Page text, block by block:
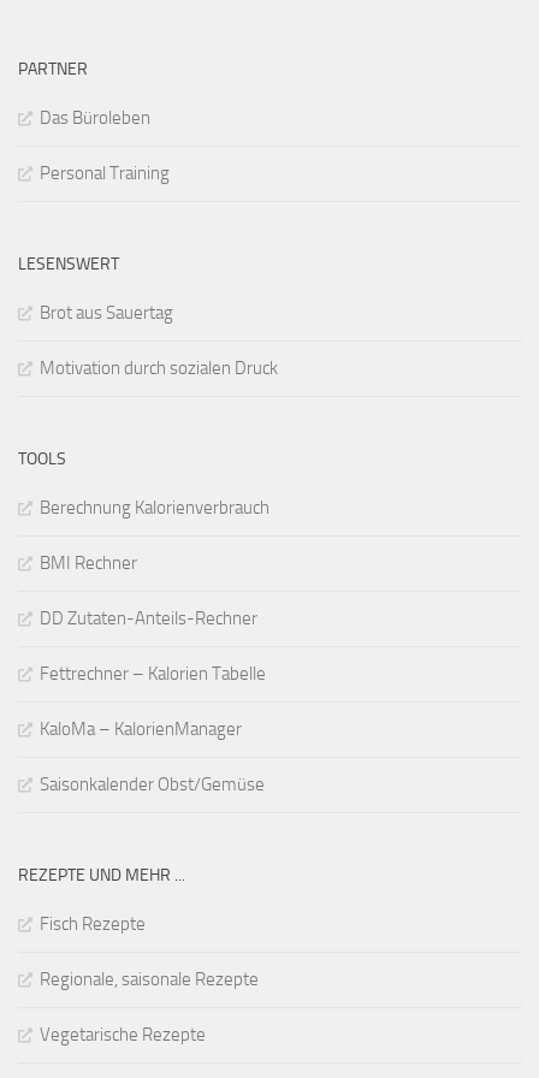
PARTNER
Das Büroleben
Personal Training
LESENSWERT
Brot aus Sauertag
Motivation durch sozialen Druck
TOOLS
Berechnung Kalorienverbrauch
BMI Rechner
DD Zutaten-Anteils-Rechner
Fettrechner – Kalorien Tabelle
KaloMa – KalorienManager
Saisonkalender Obst/Gemüse
REZEPTE UND MEHR ...
Fisch Rezepte
Regionale, saisonale Rezepte
Vegetarische Rezepte